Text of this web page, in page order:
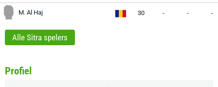
M. Al Haj 30 - - -
Alle Sitra spelers
Profiel